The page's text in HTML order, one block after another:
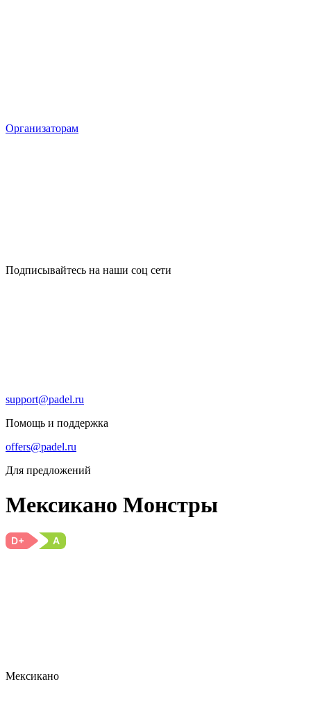
Организаторам
Подписывайтесь на наши соц сети
support@padel.ru
Помощь и поддержка
offers@padel.ru
Для предложений
Мексикано Монстры
Мексикано